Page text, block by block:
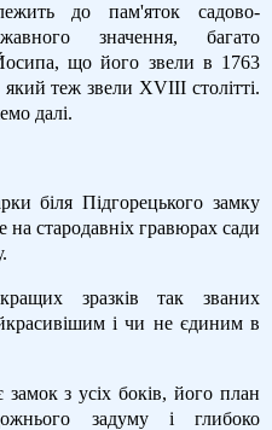
до пам'яток садово-
значення, багато
що його звели в 1763
який теж звели XVIII столітті.
далі.
біля Підгорецького замку
на стародавніх гравюрах сади
зразків так званих
і чи не єдиним в
з усіх боків, його план
задуму і глибоко